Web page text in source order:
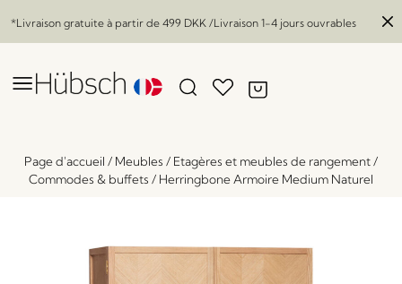
*Livraison gratuite à partir de 499 DKK /Livraison 1-4 jours ouvrables
Page d'accueil / Meubles / Etagères et meubles de rangement/
Commodes & buffets / Herringbone Armoire Medium Naturel